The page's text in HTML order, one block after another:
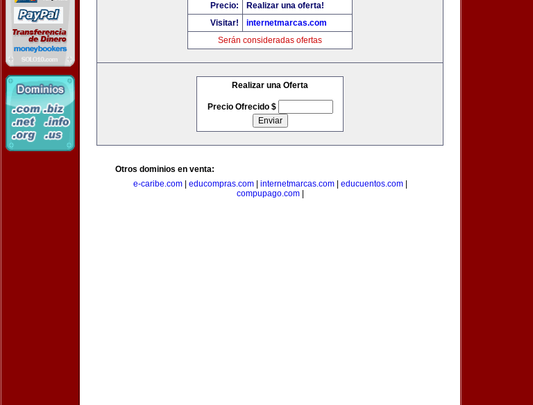
Precio:
Realizar una oferta!
Visitar!
internetmarcas.com
Serán consideradas ofertas
Realizar una Oferta
Precio Ofrecido $
Otros dominios en venta:
e-caribe.com| educompras.com| internetmarcas.com| educuentos.com|
compupago.com|